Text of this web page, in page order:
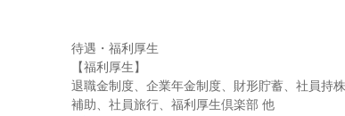
待遇・福利厚生
【福利厚生】
退職金制度、企業年金制度、財形貯蓄、社員持
補助、社員旅行、福利厚生倶楽部 他